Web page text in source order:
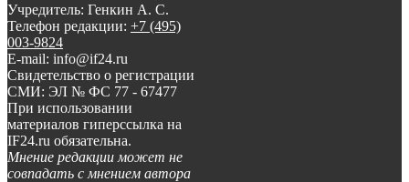
Учредитель: Генкин А. С.
Телефон редакции: +7 (495)
003-9824
E-mail: info@if24.ru
Свидетельство о регистрации
СМИ: ЭЛ № ФС 77 - 67477
При использовании
материалов гиперссылка на
IF24.ru обязательна.
Мнение редакции может не
совпадать с мнением автора